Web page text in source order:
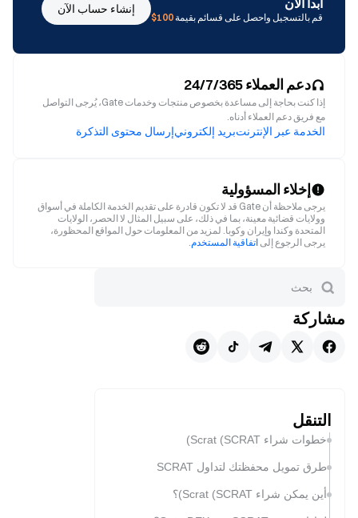
قم بالتسجيل واحصل على قسائم بقيمة100$
إنشاء حساب الآن
دعم العملاء 24/7/365
إذا كنت بحاجة إلى مساعدة بخصوص منتجات وخدمات Gate، يُرجى التواصل
مع فريق دعم العملاء أدناه.
الخدمة عبر الإنترنتبريد إلكترونيإرسال محتوى التذكرة
إخلاء المسؤولية
يرجى ملاحظة أن Gate قد لا تكون قادرة على تقديم الخدمة الكاملة في أسواق
وولايات قضائية معينة، بما في ذلك، على سبيل المثال لا الحصر، الولايات
المتحدة وكندا وإيران وكوبا. لمزيد من المعلومات حول المواقع المحظورة،
يرجى الرجوع إلى اتفاقية المستخدم.
مشاركة
التنقل
خطوات شراء Scrat (SCRAT)
طرق تمويل محفظتك لتداول SCRAT
أين يمكن شراء Scrat (SCRAT)؟